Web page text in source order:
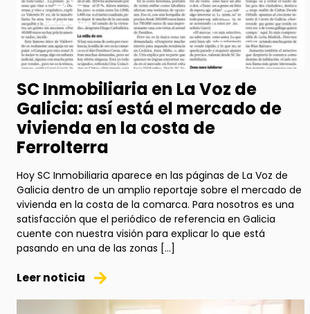
SC Inmobiliaria en La Voz de
Galicia: así está el mercado de
vivienda en la costa de
Ferrolterra
Hoy SC Inmobiliaria aparece en las páginas de La Voz de
Galicia dentro de un amplio reportaje sobre el mercado de
vivienda en la costa de la comarca. Para nosotros es una
satisfacción que el periódico de referencia en Galicia
cuente con nuestra visión para explicar lo que está
pasando en una de las zonas […]
Leer noticia